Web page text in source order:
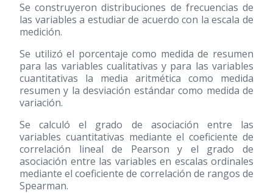
Se construyeron distribuciones de frecuencias de
las variables a estudiar de acuerdo con la escala de
medición.
Se utilizó el porcentaje como medida de resumen
para las variables cualitativas y para las variables
cuantitativas la media aritmética como medida
resumen y la desviación estándar como medida de
variación.
Se calculó el grado de asociación entre las
variables cuantitativas mediante el coeficiente de
correlación lineal de Pearson y el grado de
asociación entre las variables en escalas ordinales
mediante el coeficiente de correlación de rangos de
Spearman.